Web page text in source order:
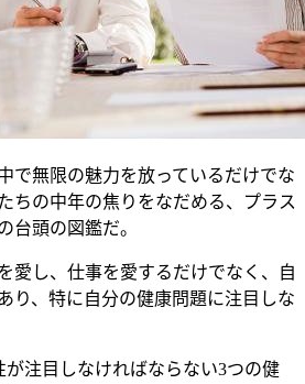
無限の魅力を放っているだけでな
ちの中年の焦りをなだめる、プラス
台頭の図鑑だ。
し、仕事を愛するだけでなく、自
り、特に自分の健康問題に注目しな
注目しなければならない3つの健